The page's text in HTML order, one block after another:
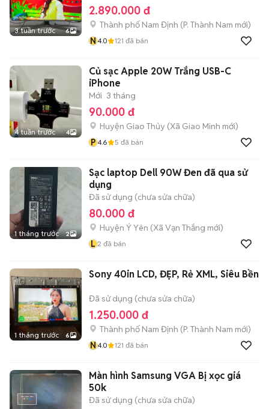
3 tuần trước 6
2.890.000 đ
Thành phố Nam Định (P. Thành Nam mới)
N4.0 121 đã bán
4 tuần trước 4
Củ sạc Apple 20W Trắng USB-C
iPhone
Mới 3 tháng
90.000 đ
Huyện Giao Thủy (Xã Giao Minh mới)
P 4.6 5 đã bán
1 tháng trước 2
Sạc laptop Dell 90W Đen đã qua sử
dụng
Đã sử dụng (chưa sửa chữa)
80.000 đ
Huyện Ý Yên (Xã Vạn Thắng mới)
L 2 đã bán
1 tháng trước 6
Sony 40in LCD, ĐẸP, Rẻ XML, Siêu Bền
Đã sử dụng (chưa sửa chữa)
1.250.000 đ
Thành phố Nam Định (P. Thành Nam mới)
N4.0 121 đã bán
Màn hình Samsung VGA Bị xọc giá
50k
Đã sử dụng (chưa sửa chữa)